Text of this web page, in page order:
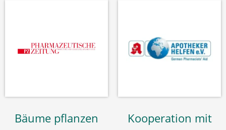
Bäume pflanzen Kooperation mit